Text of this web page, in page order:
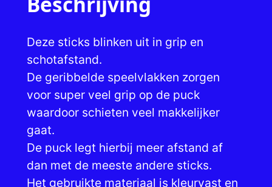
s
i
c
k
s
e
t
(
h
Deze sticks blinken uit in grip en
schotafstand.
De geribbelde speelvlakken zorgen
voor super veel grip op de puck
waardoor schieten veel makkelijker
gaat.
De puck legt hierbij meer afstand af
dan met de meeste andere sticks.
Het gebruikte materiaal is kleurvast en